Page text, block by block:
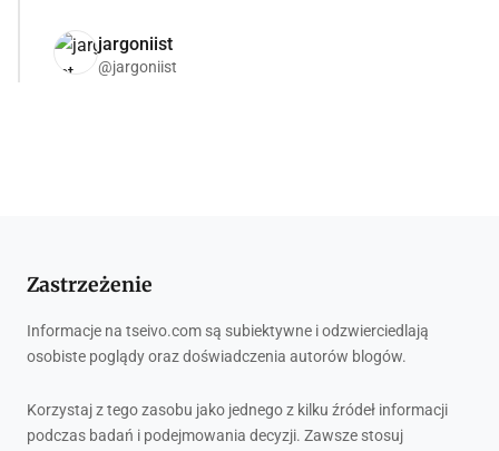
jargoniist
@jargoniist
Zastrzeżenie
Informacje na tseivo.com są subiektywne i odzwierciedlają
osobiste poglądy oraz doświadczenia autorów blogów.
Korzystaj z tego zasobu jako jednego z kilku źródeł informacji
podczas badań i podejmowania decyzji. Zawsze stosuj